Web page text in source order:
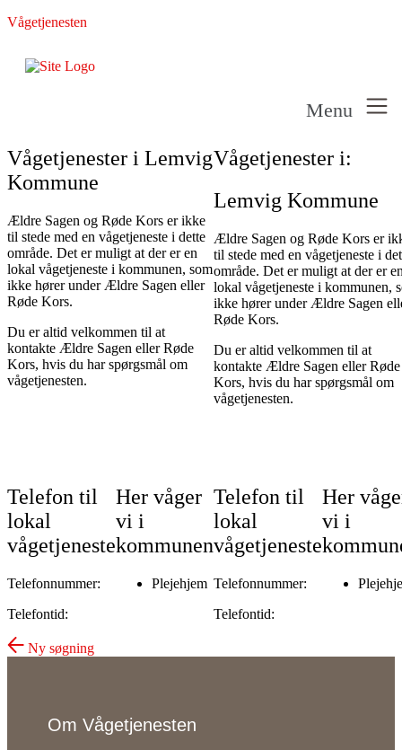
Vågetjenesten
Menu
Vågetjenester i Lemvig
Kommune
Ældre Sagen og Røde Kors er ikke
til stede med en vågetjeneste i dette
område. Det er muligt at der er en
lokal vågetjeneste i kommunen, som
ikke hører under Ældre Sagen eller
Røde Kors.
Du er altid velkommen til at
kontakte Ældre Sagen eller Røde
Kors, hvis du har spørgsmål om
vågetjenesten.
Vågetjenester i:
Lemvig Kommune
Ældre Sagen og Røde Kors er
til stede med en vågetjeneste i
område. Det er muligt at der er
lokal vågetjeneste i kommunen,
ikke hører under Ældre Sagen
Røde Kors.
Du er altid velkommen til at
kontakte Ældre Sagen eller Røde
Kors, hvis du har spørgsmål om
vågetjenesten.
Telefon til
lokal
vågetjeneste
Telefonnummer:
Telefontid:
Her våger
vi i
kommunen
Plejehjem
Telefon til
lokal
vågetjeneste
Telefonnummer:
Telefontid:
Her
vi i
Ny søgning
Om Vågetjenesten